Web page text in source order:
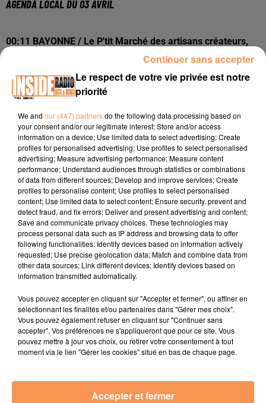
AGENDA LOCAL DU 03 AVRIL
00:11 BAYONNE / Le P'tit Marché des artisans créateurs,
artistes et producteurs locaux samedi 04 avril de 10h à 19h
00:29 TARBES / Exposition " Le vélo sous toutes ses
avril au Pari de 14h à 18h du mardi au samedi
www.tarbes.fr
00:45 GOES / Ouverture de la saison Aqua Béarn avec une
journée portes ouvertes samedi 04 avril à aprtir de 14h
www.facebook.com
TITRES DIFFUSÉS
21h02
21h02 21h00
21h00 20h57
20h57
Le respect de votre vie privée est notre
priorité
We and our (447) partnersdo the following data processing based on
your consent and/or our legitimate interest: Store and/or access
information on a device; Use limited data to select advertising; Create
profiles for personalised advertising; Use profiles to select personalised
advertising; Measure advertising performance; Measure content
performance; Understand audiences through statistics or combinations
of data from different sources; Develop and improve services; Create
profiles to personalise content; Use profiles to select personalised
content; Use limited data to select content; Ensure security, prevent and
detect fraud, and fix errors; Deliver and present advertising and content;
Save and communicate privacy choices. These technologies may
process personal data such as IP address and browsing data to offer
following functionalities: Identify devices based on information actively
requested; Use precise geolocation data; Match and combine data from
other data sources; Link different devices; Identify devices based on
information transmitted automatically.
Vous pouvez accepter en cliquant sur "Accepter et fermer", ou affiner en
sélectionnant les finalités et/ou partenaires dans "Gérer mes choix".
Vous pouvez également refuser en cliquant sur "Continuer sans
accepter". Vos préférences ne s'appliqueront que pour ce site. Vous
pouvez mettre à jour vos choix, ou retirer votre consentement à tout
moment via le lien "Gérer les cookies" situé en bas de chaque page.
Accepter et fermer
Continuer sans accepter